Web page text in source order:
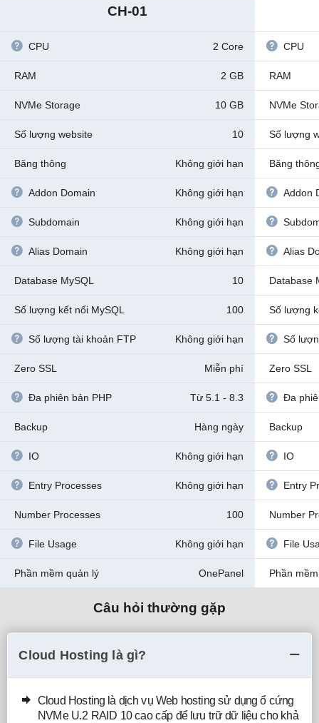
CH-01
CPU 2 Core
RAM 2 GB
NVMe Storage 10 GB
Số lượng website 10
Băng thông Không giới hạn
Addon Domain Không giới hạn
Subdomain Không giới hạn
Alias Domain Không giới hạn
Database MySQL 10
Số lượng kết nối MySQL 100
Số lượng tài khoản FTP Không giới hạn
Zero SSL Miễn phí
Đa phiên bản PHP Từ 5.1 - 8.3
Backup Hàng ngày
IO Không giới hạn
Entry Processes Không giới hạn
Number Processes 100
File Usage Không giới hạn
Phần mềm quản lý OnePanel
CPU
RAM
NVMe
Số lượng
Băng
Addon
Alias
Database
Số lượng
Số
Zero SSL
Đa
Backup
IO
Entry
Number
File
Phần
Câu hỏi thường gặp
Cloud Hosting là gì?
Cloud Hosting là dịch vụ Web hosting sử dụng ổ cứng
NVMe U.2 RAID 10 cao cấp để lưu trữ dữ liệu cho khả